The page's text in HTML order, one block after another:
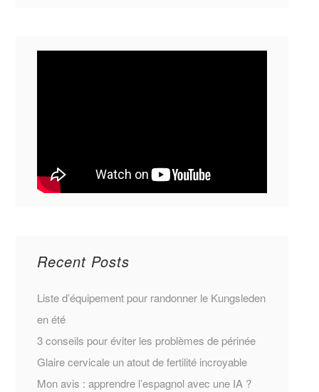
Recent Posts
Liste d’équipement pour randonner le Kungsleden
en été
3 conseils pour éviter les problèmes de périnée
Glaire cervicale un atout de fertilité incroyable
Mon avis : apprendre l’espagnol avec une IA ?